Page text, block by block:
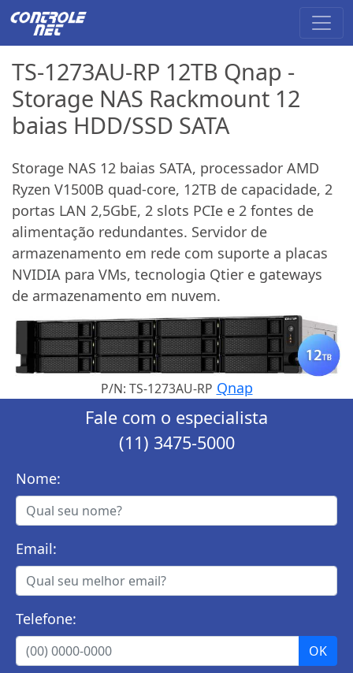
TS-1273AU-RP 12TB Qnap -
Storage NAS Rackmount 12
baias HDD/SSD SATA
Storage NAS 12 baias SATA, processador AMD
Ryzen V1500B quad-core, 12TB de capacidade, 2
portas LAN 2,5GbE, 2 slots PCIe e 2 fontes de
alimentação redundantes. Servidor de
armazenamento em rede com suporte a placas
NVIDIA para VMs, tecnologia Qtier e gateways
de armazenamento em nuvem.
P/N: TS-1273AU-RP Qnap
Fale com o especialista
(11) 3475-5000
Nome:
Email:
Telefone: